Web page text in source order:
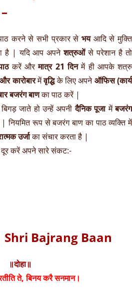
करने से सभी प्रकार से भयआदि से मुक्ति
है | यदि आप अपनेशत्रुओंसे परेशान है तो
करें औरमात्र 21 दिनमें ही आपके शत्रु
कारोबारमेंवृद्धिके लिए अपनेऑफिस (कार्य
बजरंग बाणका पाठ करें |
जाते हो उन्हें अपनीदैनिक पूजामेंबजरंग
नियमित रूप से बजरंग बाण का पाठ व्यक्ति में
उर्जाका संचार करता है |
करें अपने सारे संकट:-
| Shri Bajrang Baan
॥दोहा॥
ते, बिनय करै सनमान।